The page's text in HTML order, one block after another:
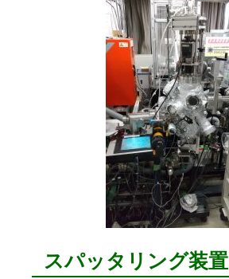
スパッタリング装置